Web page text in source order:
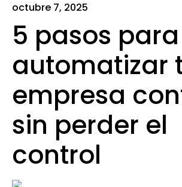
octubre 7, 2025
5 pasos para
automatizar
empresa
sin perder el
control